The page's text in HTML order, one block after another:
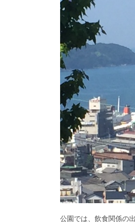
公園では、飲食関係の